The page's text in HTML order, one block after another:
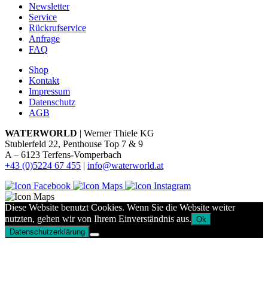
Newsletter
Service
Rückrufservice
Anfrage
FAQ
Shop
Kontakt
Impressum
Datenschutz
AGB
WATERWORLD | Werner Thiele KG
Stublerfeld 22, Penthouse Top 7 & 9
A – 6123 Terfens-Vomperbach
+43 (0)5224 67 455 | info@waterworld.at
Diese Website benutzt Cookies. Wenn Sie die Website weiter
nutzten, gehen wir von Ihrem Einverständnis aus. Ok
Datenschutzerklärung